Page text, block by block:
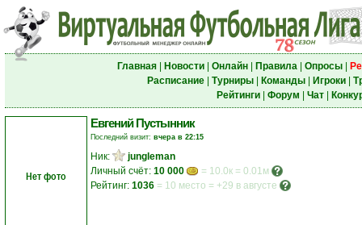
Главная| Новости| Онлайн| Правила| Опросы|
Расписание| Турниры| Команды| Игроки|
Рейтинги| Форум Чат|
Нет фото
Евгений Пустынник
Последний визит: вчера в 22:15
Ник:
jungleman
Личный счёт: 10 000
= 10.0к = 0.01м
Рейтинг: 1036 = 10 место = +29 в августе